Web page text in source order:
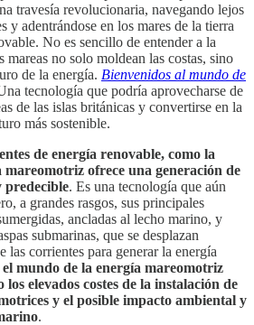
travesía revolucionaria, navegando lejos
y adentrándose en los mares de la tierra
No es sencillo de entender a la
no solo moldean las costas, sino
de la energía. Bienvenidos al mundo de
tecnología que podría aprovecharse de
de las islas británicas y convertirse en la
más sostenible.
de energía renovable, como la
mareomotriz ofrece una generación de
predecible. Es una tecnología que aún
a grandes rasgos, sus principales
ancladas al lecho marino, y
submarinas, que se desplazan
las corrientes para generar la energía
el mundo de la energía mareomotriz
elevados costes de la instalación de
y el posible impacto ambiental y
.